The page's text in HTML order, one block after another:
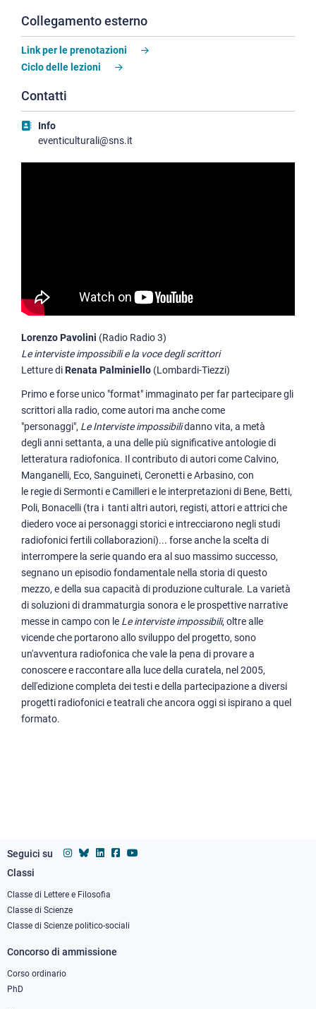
Collegamento esterno
Link per le prenotazioni
Ciclo delle lezioni
Contatti
Info
eventiculturali@sns.it
Lorenzo Pavolini (Radio Radio 3)
Le interviste impossibili e la voce degli scrittori
Letture diRenata Palminiello (Lombardi-Tiezzi)
Primo e forse unico "format" immaginato per far partecipare gli
scrittori alla radio, come autori ma anche come
"personaggi", Le Interviste impossibilidanno vita, a metà
degli anni settanta, a una delle più significative antologie di
letteratura radiofonica. Il contributo di autori come Calvino,
Manganelli, Eco, Sanguineti, Ceronetti e Arbasino, con
le regie di Sermonti e Camilleri e le interpretazioni di Bene, Betti,
Poli, Bonacelli (tra i tanti altri autori, registi, attori e attrici che
diedero voce ai personaggi storici e intrecciarono negli studi
radiofonici fertili collaborazioni)... forse anche la scelta di
interrompere la serie quando era al suo massimo successo,
segnano un episodio fondamentale nella storia di questo
mezzo, e della sua capacità di produzione culturale. La varietà
di soluzioni di drammaturgia sonora e le prospettive narrative
messe in campo con le Le interviste impossibili, oltre alle
vicende che portarono allo sviluppo del progetto, sono
un'avventura radiofonica che vale la pena di provare a
conoscere e raccontare alla luce della curatela, nel 2005,
dell'edizione completa dei testi e della partecipazione a diversi
progetti radiofonici e teatrali che ancora oggi si ispirano a quel
formato.
Seguici su
Footer
column
1
Classi
Classe di Lettere e Filosofia
Classe di Scienze
Classe di Scienze politico-sociali
Concorso di ammissione
Corso ordinario
PhD